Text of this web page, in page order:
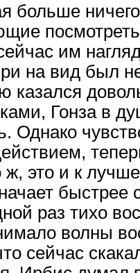
больше
им
на вид был
казался
Гонза в
Однако
ж, это и к
раз тихо
волны
сейчас